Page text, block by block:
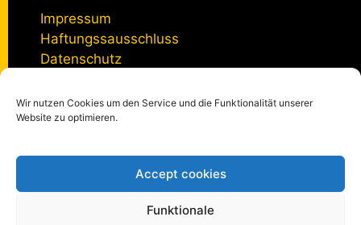
Wir nutzen Cookies um den Service und die Funktionalität unserer
Website zu optimieren.
Accept cookies
Funktionale
Impressum
Haftungssausschluss
Datenschutz
Kontakt
kulturmanagement-online.de
Datenschutzerklärung|Privatsphäre-Einstellungen